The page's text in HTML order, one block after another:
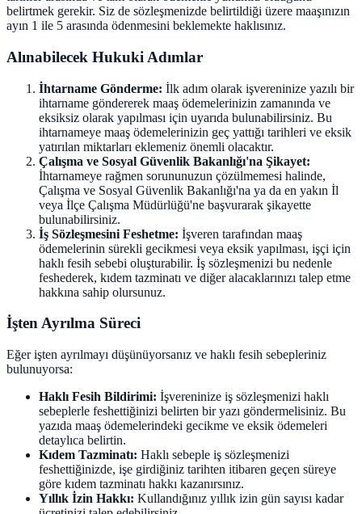
belirtmek gerekir. Siz de sözleşmenizde belirtildiği üzere maaşınızın
ayın 1 ile 5 arasında ödenmesini beklemekte haklısınız.
Alınabilecek Hukuki Adımlar
İhtarname Gönderme: İlk adım olarak işvereninize yazılı bir
ihtarname göndererek maaş ödemelerinizin zamanında ve
eksiksiz olarak yapılması için uyarıda bulunabilirsiniz. Bu
ihtarnameye maaş ödemelerinizin geç yattığı tarihleri ve eksik
yatırılan miktarları eklemeniz önemli olacaktır.
Çalışma ve Sosyal Güvenlik Bakanlığı'na Şikayet:
İhtarnameye rağmen sorununuzun çözülmemesi halinde,
Çalışma ve Sosyal Güvenlik Bakanlığı'na ya da en yakın İl
veya İlçe Çalışma Müdürlüğü'ne başvurarak şikayette
bulunabilirsiniz.
İş Sözleşmesini Feshetme: İşveren tarafından maaş
ödemelerinin sürekli gecikmesi veya eksik yapılması, işçi için
haklı fesih sebebi oluşturabilir. İş sözleşmenizi bu nedenle
feshederek, kıdem tazminatı ve diğer alacaklarınızı talep etme
hakkına sahip olursunuz.
İşten Ayrılma Süreci
Eğer işten ayrılmayı düşünüyorsanız ve haklı fesih sebepleriniz
bulunuyorsa:
Haklı Fesih Bildirimi: İşvereninize iş sözleşmenizi haklı
sebeplerle feshettiğinizi belirten bir yazı göndermelisiniz. Bu
yazıda maaş ödemelerindeki gecikme ve eksik ödemeleri
detaylıca belirtin.
Kıdem Tazminatı: Haklı sebeple iş sözleşmenizi
feshettiğinizde, işe girdiğiniz tarihten itibaren geçen süreye
göre kıdem tazminatı hakkı kazanırsınız.
Yıllık İzin Hakkı: Kullandığınız yıllık izin gün sayısı kadar